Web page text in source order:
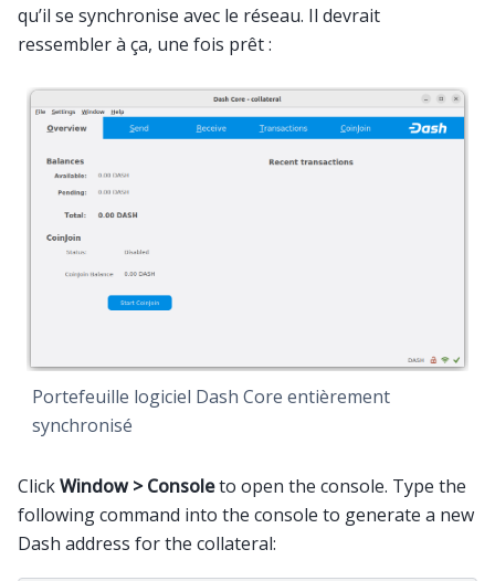
qu’il se synchronise avec le réseau. Il devrait
ressembler à ça, une fois prêt :
Portefeuille logiciel Dash Core entièrement
synchronisé
ClickWindow > Consoleto open the console. Type the
following command into the console to generate a new
Dash address for the collateral: